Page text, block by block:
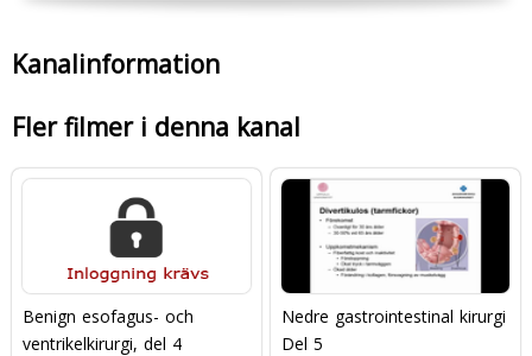
Kanalinformation
Fler filmer i denna kanal
Benign esofagus- och
ventrikelkirurgi, del 4
Nedre gastrointestinal kirurgi
Del 5